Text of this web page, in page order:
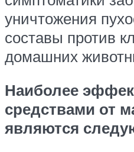
уничтожения
составы против
домашних
Наиболее
средствами от
являются